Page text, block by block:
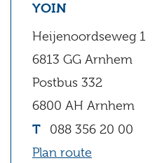
YOIN
Heijenoordseweg 1
6813 GG Arnhem
Postbus 332
6800 AH Arnhem
088 356 20 00
Plan route